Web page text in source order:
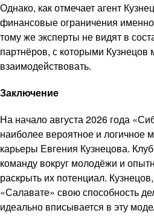
Однако, как отмечает агент
финансовые ограничения
тому же эксперты не видят в
партнёров, с которыми
взаимодействовать.
Заключение
На начало августа 2026 года
наиболее вероятное и логичное
карьеры Евгения Кузнецова.
команду вокруг молодёжи и
раскрыть их потенциал.
«Салавате» свою способность
идеально вписывается в эту